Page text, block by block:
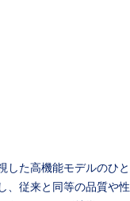
た高機能モデルのひと
、従来と同等の品質や性